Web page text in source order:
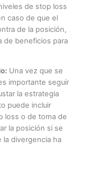
de stop loss
caso de que el
de la posición,
de beneficios para
Una vez que se
importante seguir
la estrategia
puede incluir
loss o de toma de
la posición si se
divergencia ha